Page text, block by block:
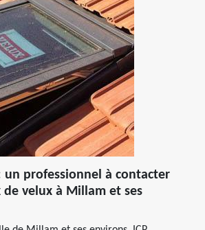
un professionnel à contacter
velux à Millam et ses